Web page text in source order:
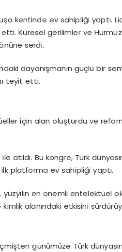
kentinde ev sahipliği yaptı.
Küresel gerilimler ve Hürmüz
serdi.
dayanışmanın güçlü bir
teyit etti.
için alan oluşturdu ve
atıldı. Bu kongre, Türk
platforma ev sahipliği yaptı.
en önemli entelektüel
alanındaki etkisini
günümüze Türk